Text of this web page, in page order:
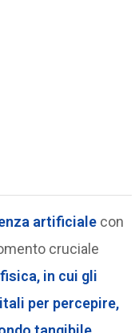
artificiale con
cruciale
, in cui gli
per percepire,